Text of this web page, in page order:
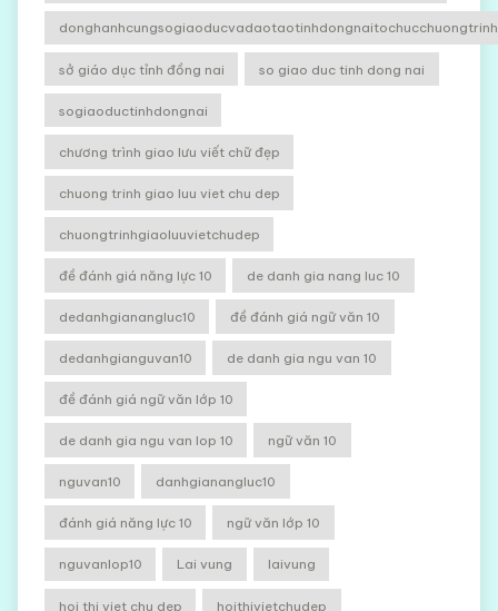
sở giáo dục tỉnh đồng nai so giao duc tinh dong nai
sogiaoductinhdongnai
chương trình giao lưu viết chữ đẹp
chuong trinh giao luu viet chu dep
chuongtrinhgiaoluuvietchudep
đề đánh giá năng lực 10 de danh gia nang luc 10
dedanhgianangluc10 đề đánh giá ngữ văn 10
dedanhgianguvan10 de danh gia ngu van 10
đề đánh giá ngữ văn lớp 10
de danh gia ngu van lop 10 ngữ văn 10
nguvan10 danhgianangluc10
đánh giá năng lực 10 ngữ văn lớp 10
nguvanlop10 Lai vung laivung
hoi thi viet chu dep hoithivietchudep